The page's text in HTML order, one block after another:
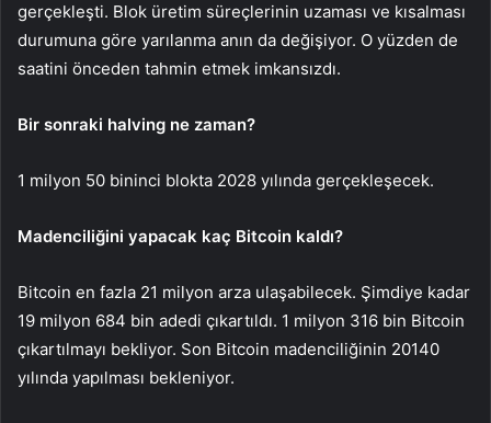
gerçekleşti. Blok üretim süreçlerinin uzaması ve kısalması
durumuna göre yarılanma anın da değişiyor. O yüzden de
saatini önceden tahmin etmek imkansızdı.
Bir sonraki halving ne zaman?
1 milyon 50 bininci blokta 2028 yılında gerçekleşecek.
Madenciliğini yapacak kaç Bitcoin kaldı?
Bitcoin en fazla 21 milyon arza ulaşabilecek. Şimdiye kadar
19 milyon 684 bin adedi çıkartıldı. 1 milyon 316 bin Bitcoin
çıkartılmayı bekliyor. Son Bitcoin madenciliğinin 20140
yılında yapılması bekleniyor.